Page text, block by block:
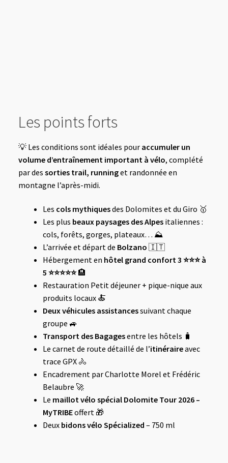
Les points forts
💡 Les conditions sont idéales pour accumuler un
volume d’entraînement important à vélo, complété
par des sorties trail, runninget randonnée en
montagne l’après-midi.
Les cols mythiquesdes Dolomites et du Giro 🥇
Les plus beaux paysages des Alpesitaliennes :
cols, forêts, gorges, plateaux… ⛰️
L’arrivée et départ de Bolzano 🇮🇹
Hébergement en hôtel grand confort 3 ⭐️⭐️⭐️ à
5 ⭐️⭐️⭐️⭐️⭐️🏨
Restauration Petit déjeuner + pique-nique aux
produits locaux 🍝
Deux véhicules assistancessuivant chaque
groupe 🚙
Transport des Bagagesentre les hôtels 🧳
Le carnet de route détaillé de l’itinéraireavec
trace GPX 🚴
Encadrement par Charlotte Morel et Frédéric
Belaubre 🚀
Le maillot vélo spécial Dolomite Tour 2026 –
MyTRIBEoffert 🎁
Deux bidons vélo Spécialized – 750 ml